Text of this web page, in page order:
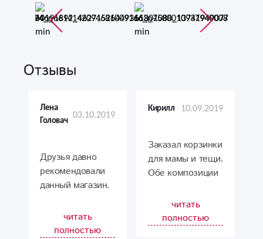
Отзывы
Лена
Головач 03.10.2019
Друзья давно
рекомендовали
данный магазин.
очень быстрая
доставка и
читать
полностью
Кирилл 10.09.2019
Заказал корзинки
для мамы и тещи.
Обе композиции
выполнены,
каждая в своем
стиле, но
читать
полностью